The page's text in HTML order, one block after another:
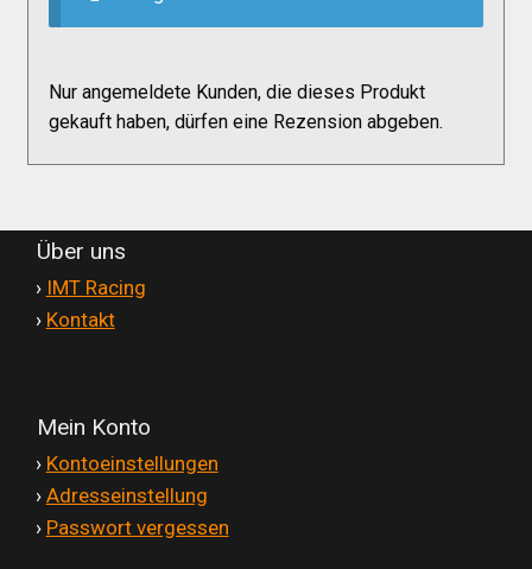
Nur angemeldete Kunden, die dieses Produkt
gekauft haben, dürfen eine Rezension abgeben.
Über uns
› IMT Racing
› Kontakt
Mein Konto
› Kontoeinstellungen
› Adresseinstellung
› Passwort vergessen